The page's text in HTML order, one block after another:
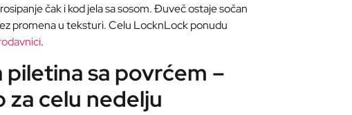
čak i kod jela sa sosom. Đuveč ostaje sočan
promena u teksturi. Celu LocknLock ponudu
.
piletina sa povrćem –
za celu nedelju